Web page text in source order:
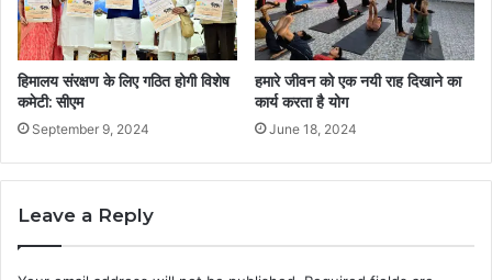
हिमालय संरक्षण के लिए गठित होगी विशेष
कमेटी: सीएम
September 9, 2024
हमारे जीवन को एक नयी राह दिखाने का
कार्य करता है योग
June 18, 2024
Leave a Reply